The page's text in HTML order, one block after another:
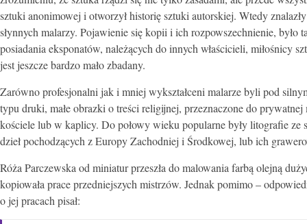
sztuki anonimowej i otworzył historię sztuki autorskiej. Wtedy
słynnych malarzy. Pojawienie się kopii i ich rozpowszechnienie,
posiadania eksponatów, należących do innych właścicieli,
jest jeszcze bardzo mało zbadany.
Zarówno profesjonalni jak i mniej wykształceni malarze byli pod
typu druki, małe obrazki o treści religijnej, przeznaczone do
kościele lub w kaplicy. Do połowy wieku popularne były litografie
dzieł pochodzących z Europy Zachodniej i Środkowej, lub ich
Róża Parczewska od miniatur przeszła do malowania farbą olejną
kopiowała prace przedniejszych mistrzów. Jednak pomimo –
o jej pracach pisał: